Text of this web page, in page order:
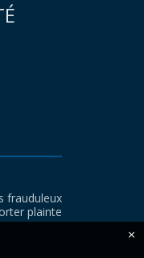
frauduleux
plainte
×